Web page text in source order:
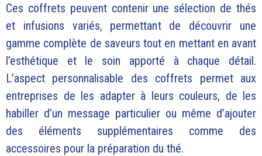
Ces coffrets peuvent contenir une sélection de thés
et infusions variés, permettant de découvrir une
gamme complète de saveurs tout en mettant en avant
l’esthétique et le soin apporté à chaque détail.
L’aspect personnalisable des coffrets permet aux
entreprises de les adapter à leurs couleurs, de les
habiller d’un message particulier ou même d’ajouter
des éléments supplémentaires comme des
accessoires pour la préparation du thé.